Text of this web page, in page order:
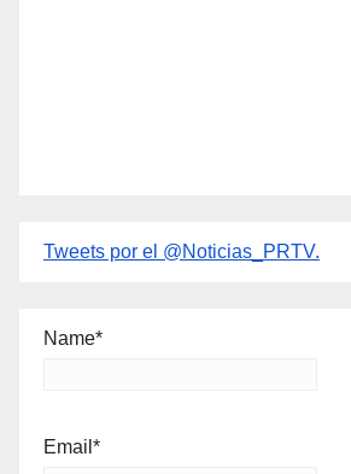
Tweets por el @Noticias_PRTV.
Name*
Email*